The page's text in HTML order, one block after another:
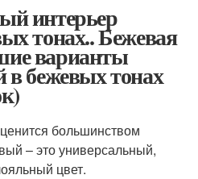
интерьер
тонах.. Бежевая
варианты
в бежевых тонах
большинством
– это универсальный,
цвет.